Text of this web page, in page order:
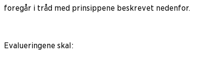
foregår i tråd med prinsippene beskrevet nedenfor.
Evalueringene skal: